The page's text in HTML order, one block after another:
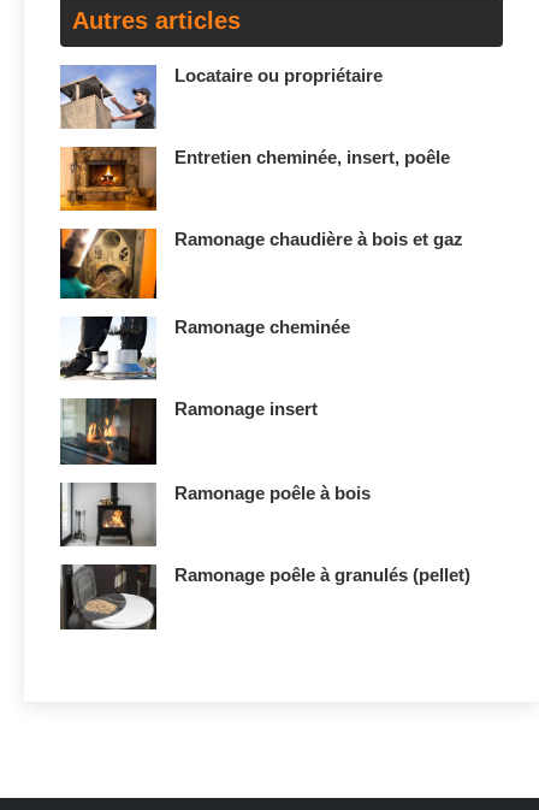
Autres articles
Locataire ou propriétaire
Entretien cheminée, insert, poêle
Ramonage chaudière à bois et gaz
Ramonage cheminée
Ramonage insert
Ramonage poêle à bois
Ramonage poêle à granulés (pellet)